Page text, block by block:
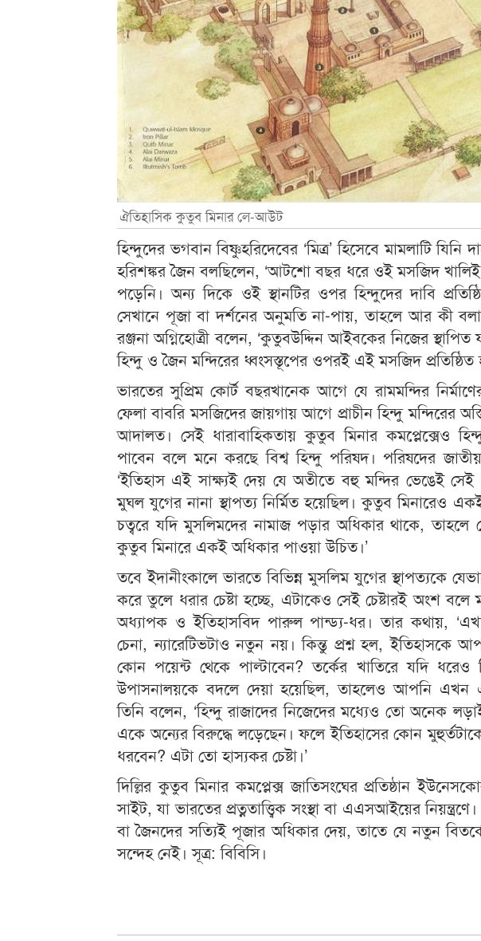
ঐতিহাসিক কুতুব মিনার লে-আউট
হিন্দুদের ভগবান বিষ্ণুহরিদেবের ‘মিত্র’ হিসেবে মামলাটি
হরিশঙ্কর জৈন বলছিলেন, ‘আটশো বছর ধরে ওই মসজিদ
পড়েনি। অন্য দিকে ওই স্থানটির ওপর হিন্দুদের দাবি
সেখানে পূজা বা দর্শনের অনুমতি না-পায়, তাহলে আর কী
রঞ্জনা অগ্নিহোত্রী বলেন, ‘কুতুবউদ্দিন আইবকের নিজের
হিন্দু ও জৈন মন্দিরের ধ্বংসস্তূপের ওপরই এই মসজিদ প্রতিষ্ঠিত
ভারতের সুপ্রিম কোর্ট বছরখানেক আগে যে রামমন্দির
ফেলা বাবরি মসজিদের জায়গায় আগে প্রাচীন হিন্দু মন্দিরের
আদালত। সেই ধারাবাহিকতায় কুতুব মিনার কমপ্লেক্সেও
পাবেন বলে মনে করছে বিশ্ব হিন্দু পরিষদ। পরিষদের
‘ইতিহাস এই সাক্ষ্যই দেয় যে অতীতে বহু মন্দির ভেঙেই
মুঘল যুগের নানা স্থাপত্য নির্মিত হয়েছিল। কুতুব মিনারেও
চত্বরে যদি মুসলিমদের নামাজ পড়ার অধিকার থাকে, তাহলে
কুতুব মিনারে একই অধিকার পাওয়া উচিত।’
তবে ইদানীংকালে ভারতে বিভিন্ন মুসলিম যুগের স্থাপত্যকে
করে তুলে ধরার চেষ্টা হচ্ছে, এটাকেও সেই চেষ্টারই অংশ বলে
অধ্যাপক ও ইতিহাসবিদ পারুল পান্ড্য-ধর। তার কথায়,
চেনা, ন্যারেটিভটাও নতুন নয়। কিন্তু প্রশ্ন হল, ইতিহাসকে
কোন পয়েন্ট থেকে পাল্টাবেন? তর্কের খাতিরে যদি ধরেও
উপাসনালয়কে বদলে দেয়া হয়েছিল, তাহলেও আপনি এখন
তিনি বলেন, ‘হিন্দু রাজাদের নিজেদের মধ্যেও তো অনেক
একে অন্যের বিরুদ্ধে লড়েছেন। ফলে ইতিহাসের কোন
ধরবেন? এটা তো হাস্যকর চেষ্টা।’
দিল্লির কুতুব মিনার কমপ্লেক্স জাতিসংঘের প্রতিষ্ঠান
সাইট, যা ভারতের প্রত্নতাত্ত্বিক সংস্থা বা এএসআইয়ের
বা জৈনদের সত্যিই পূজার অধিকার দেয়, তাতে যে নতুন
সন্দেহ নেই। সূত্র: বিবিসি।